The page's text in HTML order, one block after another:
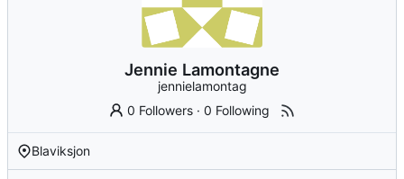
Jennie Lamontagne
jennielamontag
0 Followers ·0 Following
Blaviksjon